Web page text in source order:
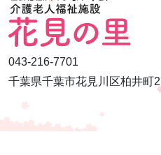
043-216-7701
千葉県千葉市花見川区柏井町